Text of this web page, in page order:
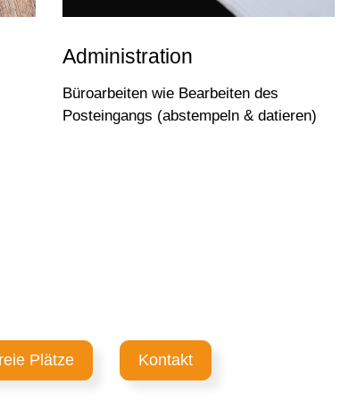
Administration
Büroarbeiten wie Bearbeiten des
Posteingangs (abstempeln & datieren)
Plätze Kontakt